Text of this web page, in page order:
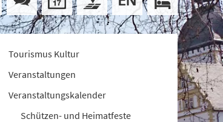
Tourismus Kultur
Veranstaltungen
Veranstaltungskalender
Schützen- und Heimatfeste